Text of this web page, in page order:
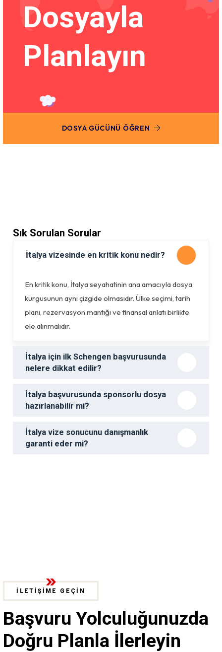
Dosyayla
Planlayın
DOSYA GÜCÜNÜ ÖĞREN
Sık Sorulan Sorular
İtalya vizesinde en kritik konu nedir?
En kritik konu, İtalya seyahatinin ana amacıyla dosya
kurgusunun aynı çizgide olmasıdır. Ülke seçimi, tarih
planı, rezervasyon mantığı ve finansal anlatı birlikte
ele alınmalıdır.
İtalya için ilk Schengen başvurusunda
nelere dikkat edilir?
İtalya başvurusunda sponsorlu dosya
hazırlanabilir mi?
İtalya vize sonucunu danışmanlık
garanti eder mi?
İLETİŞİME GEÇİN
Başvuru Yolculuğunuzda
Doğru Planla İlerleyin